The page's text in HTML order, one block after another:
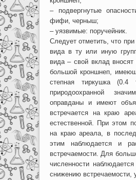
– подвергнутые
фифи, черныш;
– уязвимые: поручейник.
Следует отметить, что
вида в ту или иную
вида – свой вклад
большой кроншнеп,
степная тиркушка
природоохранной
оправданы и имеют
встречается на краю
естественной. При этом
на краю ареала, в
этим наблюдается и
встречаемости. Для
численности
снижению встречаемости,